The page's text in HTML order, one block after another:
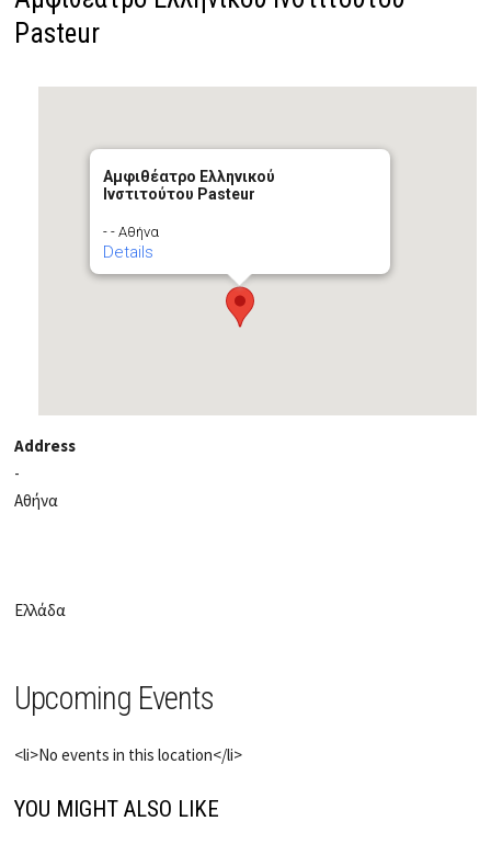
Pasteur
Αμφιθέατρο Ελληνικού
Ινστιτούτου Pasteur
- - Αθήνα
Details
Address
-
Αθήνα
Ελλάδα
Upcoming Events
<li>No events in this location</li>
YOU MIGHT ALSO LIKE